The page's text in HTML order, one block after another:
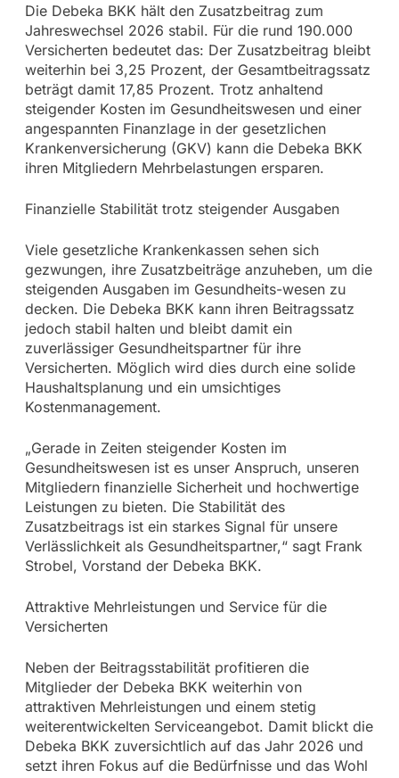
Die Debeka BKK hält den Zusatzbeitrag zum
Jahreswechsel 2026 stabil. Für die rund 190.000
Versicherten bedeutet das: Der Zusatzbeitrag bleibt
weiterhin bei 3,25 Prozent, der Gesamtbeitragssatz
beträgt damit 17,85 Prozent. Trotz anhaltend
steigender Kosten im Gesundheitswesen und einer
angespannten Finanzlage in der gesetzlichen
Krankenversicherung (GKV) kann die Debeka BKK
ihren Mitgliedern Mehrbelastungen ersparen.
Finanzielle Stabilität trotz steigender Ausgaben
Viele gesetzliche Krankenkassen sehen sich
gezwungen, ihre Zusatzbeiträge anzuheben, um die
steigenden Ausgaben im Gesundheits-wesen zu
decken. Die Debeka BKK kann ihren Beitragssatz
jedoch stabil halten und bleibt damit ein
zuverlässiger Gesundheitspartner für ihre
Versicherten. Möglich wird dies durch eine solide
Haushaltsplanung und ein umsichtiges
Kostenmanagement.
„Gerade in Zeiten steigender Kosten im
Gesundheitswesen ist es unser Anspruch, unseren
Mitgliedern finanzielle Sicherheit und hochwertige
Leistungen zu bieten. Die Stabilität des
Zusatzbeitrags ist ein starkes Signal für unsere
Verlässlichkeit als Gesundheitspartner,“ sagt Frank
Strobel, Vorstand der Debeka BKK.
Attraktive Mehrleistungen und Service für die
Versicherten
Neben der Beitragsstabilität profitieren die
Mitglieder der Debeka BKK weiterhin von
attraktiven Mehrleistungen und einem stetig
weiterentwickelten Serviceangebot. Damit blickt die
Debeka BKK zuversichtlich auf das Jahr 2026 und
setzt ihren Fokus auf die Bedürfnisse und das Wohl